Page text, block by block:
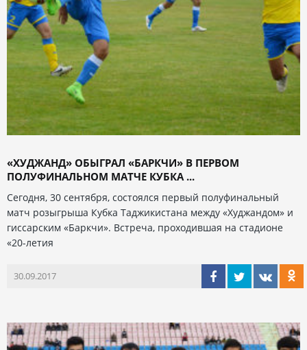
«ХУДЖАНД» ОБЫГРАЛ «БАРКЧИ» В ПЕРВОМ
ПОЛУФИНАЛЬНОМ МАТЧЕ КУБКА ...
Сегодня, 30 сентября, состоялся первый полуфинальный
матч розыгрыша Кубка Таджикистана между «Худжандом» и
гиссарским «Баркчи». Встреча, проходившая на стадионе
«20-летия
30.09.2017